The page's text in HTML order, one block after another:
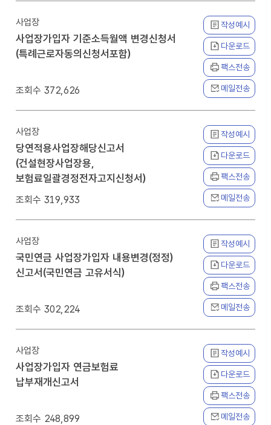
사업장
사업장가입자 기준소득월액 변경신청서
(특례근로자동의신청서포함)
372,626
작성예시
다운로드
팩스전송
메일전송
사업장
당연적용사업장해당신고서
(건설현장사업장용,
보험료일괄경정전자고지신청서)
319,933
작성예시
다운로드
팩스전송
메일전송
사업장
국민연금 사업장가입자 내용변경(정정)
신고서(국민연금 고유서식)
302,224
작성예시
다운로드
팩스전송
메일전송
사업장
사업장가입자 연금보험료
납부재개신고서
248,899
작성예시
다운로드
팩스전송
메일전송